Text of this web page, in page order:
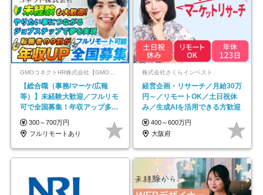
GMOコネクトHR株式会社【GMOインターネットグループ】
【総合職（事務/マーケ/広報
等）】未経験大歓迎／フルリモ
可で全国募集！年収アップ多数
★年休最大130日★
300～700万円
フルリモートあり
株式会社さくらインベスト
経営企画・リサーチ／月給30万
円～／リモートOK／土日祝休
み／生成AIを活用できる方歓迎
400～600万円
大阪府